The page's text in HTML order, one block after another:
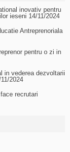
inovativ pentru
ieseni 14/11/2024
Antreprenoriala
pentru o zi in
in vederea dezvoltarii
2024
recrutari